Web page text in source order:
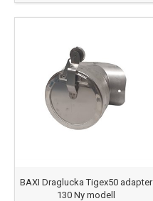
BAXI Draglucka Tigex50 adapter
130 Ny modell